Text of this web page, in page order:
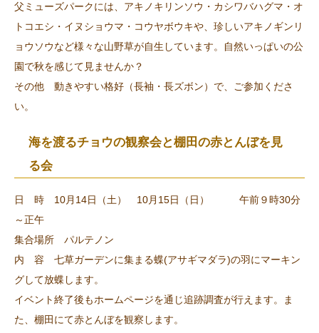
父ミューズパークには、アキノキリンソウ・カシワバハグマ・オ
トコエシ・イヌショウマ・コウヤボウキや、珍しいアキノギンリ
ョウソウなど様々な山野草が自生しています。自然いっぱいの公
園で秋を感じて見ませんか？
その他 動きやすい格好（長袖・長ズボン）で、ご参加くださ
い。
海を渡るチョウの観察会と棚田の赤とんぼを見
る会
日 時 10月14日（土） 10月15日（日） 午前９時30分
～正午
集合場所 パルテノン
内 容 七草ガーデンに集まる蝶(アサギマダラ)の羽にマーキン
グして放蝶します。
イベント終了後もホームページを通じ追跡調査が行えます。ま
た、棚田にて赤とんぼを観察します。